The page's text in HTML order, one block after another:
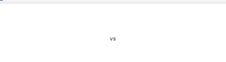
vs